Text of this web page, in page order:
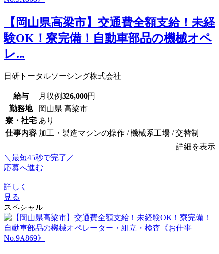
【岡山県高梁市】交通費全額支給！未経
験OK！寮完備！自動車部品の機械オペ
レ...
日研トータルソーシング株式会社
給与 月収例326,000円
勤務地
岡山県 高梁市
寮・社宅 あり
仕事内容 加工・製造マシンの操作 / 機械系工場 / 交替制
詳細を表示
＼最短45秒で完了／
応募へ進む
詳しく
見る
スペシャル